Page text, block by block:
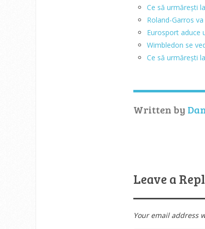
Ce să urmărești
Roland-Garros
Eurosport aduce
Wimbledon se
Ce să urmărești
Written by
Leave a
Your email address